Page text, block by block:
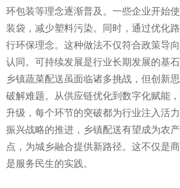
环包装等理念逐渐普及。一些企业开始
装袋，减少塑料污染。同时，通过优化
行环保理念。这种做法不仅符合政策导
认同。可持续发展是行业长期发展的基石
乡镇蔬菜配送虽面临诸多挑战，但创新
破解难题。从供应链优化到数字化赋能
升级，每个环节的突破都为行业注入活
振兴战略的推进，乡镇配送有望成为农
点，为城乡融合提供新路径。这不仅是
是服务民生的实践。